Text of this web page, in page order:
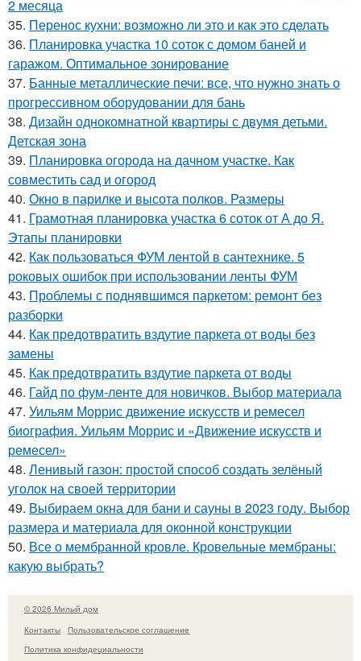
2 месяца
35. Перенос кухни: возможно ли это и как это сделать
36. Планировка участка 10 соток с домом баней и
гаражом. Оптимальное зонирование
37. Банные металлические печи: все, что нужно знать о
прогрессивном оборудовании для бань
38. Дизайн однокомнатной квартиры с двумя детьми.
Детская зона
39. Планировка огорода на дачном участке. Как
совместить сад и огород
40. Окно в парилке и высота полков. Размеры
41. Грамотная планировка участка 6 соток от А до Я.
Этапы планировки
42. Как пользоваться ФУМ лентой в сантехнике. 5
роковых ошибок при использовании ленты ФУМ
43. Проблемы с поднявшимся паркетом: ремонт без
разборки
44. Как предотвратить вздутие паркета от воды без
замены
45. Как предотвратить вздутие паркета от воды
46. Гайд по фум-ленте для новичков. Выбор материала
47. Уильям Моррис движение искусств и ремесел
биография. Уильям Моррис и «Движение искусств и
ремесел»
48. Ленивый газон: простой способ создать зелёный
уголок на своей территории
49. Выбираем окна для бани и сауны в 2023 году. Выбор
размера и материала для оконной конструкции
50. Все о мембранной кровле. Кровельные мембраны:
какую выбрать?
© 2026 Милый дом
Контакты
Пользовательское соглашение
Политика конфидециальности